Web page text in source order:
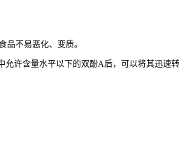
品不易恶化、变质。
允许含量水平以下的双酚A后，可以将其迅速